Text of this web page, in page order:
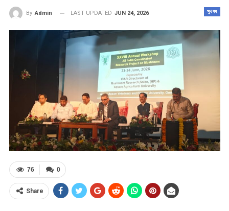
সুখবৰ
By Admin LAST UPDATED JUN 24, 2026
0
76
Share